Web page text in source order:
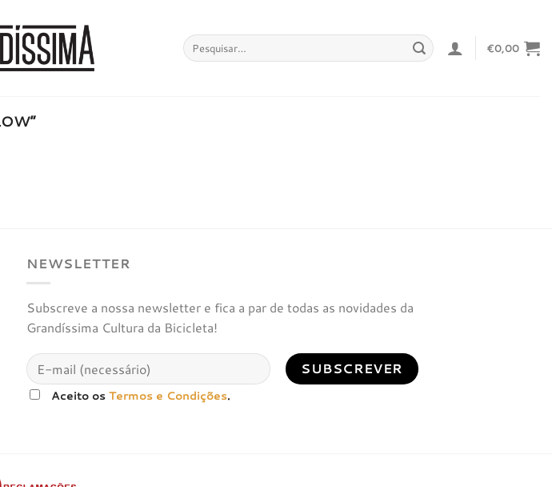
Pesquisar
por:
€0,00
NEWSLETTER
Subscreve a nossa newsletter e fica a par de todas as novidades da
Grandíssima Cultura da Bicicleta!
Aceito osTermos e Condições.